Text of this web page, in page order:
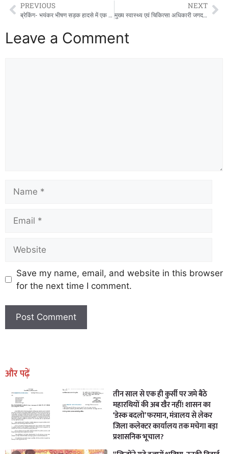
PREVIOUS
ब्रेकिंग- भयंकर भीषण सड़क हादसे में एक ही परिवार की 5 लोगों की मौत हो गई है,
NEXT
मुख्य स्वास्थ्य एवं चिकित्सा अधिकारी जगदलपुर का कर्मचारियों के ऊपर कार्यवाही चला का डण्डा ,,,,, कर्तव्य से अनुपस्थित कर्मचारियों को कार्य पर तत्काल उपस्थित होने के निर्देश!
Leave a Comment
Save my name, email, and website in this browser
for the next time I comment.
और पढ़ें
तीन साल से एक ही कुर्सी पर जमे बैठे
महारथियों की अब खैर नहीं! शासन का
‘डेस्क बदलो’ फरमान, मंत्रालय से लेकर
जिला कलेक्टर कार्यालय तक मचेगा बड़ा
प्रशासनिक भूचाल?